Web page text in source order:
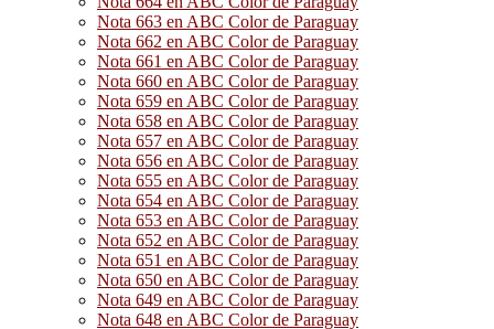
Nota 663 en ABC Color de Paraguay
Nota 662 en ABC Color de Paraguay
Nota 661 en ABC Color de Paraguay
Nota 660 en ABC Color de Paraguay
Nota 659 en ABC Color de Paraguay
Nota 658 en ABC Color de Paraguay
Nota 657 en ABC Color de Paraguay
Nota 656 en ABC Color de Paraguay
Nota 655 en ABC Color de Paraguay
Nota 654 en ABC Color de Paraguay
Nota 653 en ABC Color de Paraguay
Nota 652 en ABC Color de Paraguay
Nota 651 en ABC Color de Paraguay
Nota 650 en ABC Color de Paraguay
Nota 649 en ABC Color de Paraguay
Nota 648 en ABC Color de Paraguay